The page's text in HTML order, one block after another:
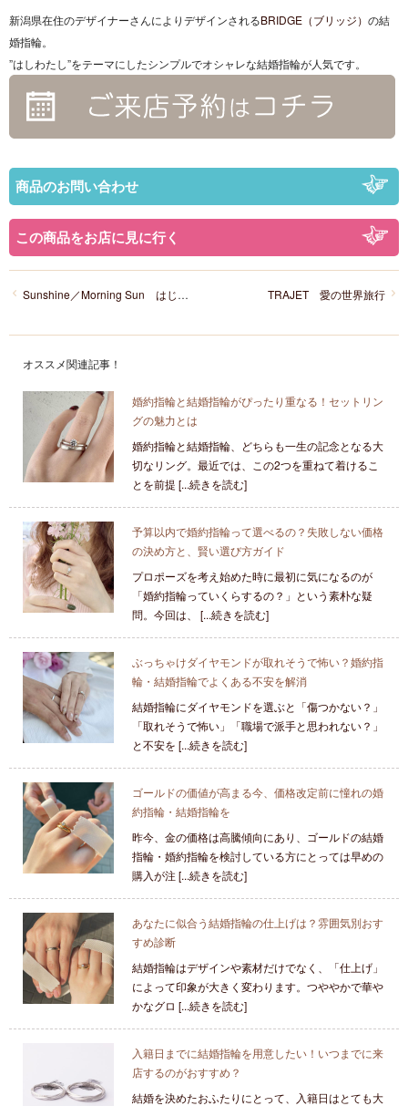
新潟県在住のデザイナーさんによりデザインされるBRIDGE（ブリッジ） の結
婚指輪。
”はしわたし”をテーマにしたシンプルでオシャレな結婚指輪が人気です。
商品のお問い合わせ
この商品をお店に見に行く
TRAJET 愛の世界旅行
Sunshine／Morning Sun はじまりの光／まろぎ
オススメ関連記事！
婚約指輪と結婚指輪がぴったり重なる！セットリン
グの魅力とは
婚約指輪と結婚指輪、どちらも一生の記念となる大
切なリング。最近では、この2つを重ねて着けるこ
とを前提 [...続きを読む]
予算以内で婚約指輪って選べるの？失敗しない価格
の決め方と、賢い選び方ガイド
プロポーズを考え始めた時に最初に気になるのが
「婚約指輪っていくらするの？」という素朴な疑
問。今回は、 [...続きを読む]
ぶっちゃけダイヤモンドが取れそうで怖い？婚約指
輪・結婚指輪でよくある不安を解消
結婚指輪にダイヤモンドを選ぶと「傷つかない？」
「取れそうで怖い」「職場で派手と思われない？」
と不安を [...続きを読む]
ゴールドの価値が高まる今、価格改定前に憧れの婚
約指輪・結婚指輪を
昨今、金の価格は高騰傾向にあり、ゴールドの結婚
指輪・婚約指輪を検討している方にとっては早めの
購入が注 [...続きを読む]
あなたに似合う結婚指輪の仕上げは？雰囲気別おす
すめ診断
結婚指輪はデザインや素材だけでなく、「仕上げ」
によって印象が大きく変わります。つややかで華や
かなグロ [...続きを読む]
入籍日までに結婚指輪を用意したい！いつまでに来
店するのがおすすめ？
結婚を決めたおふたりにとって、入籍日はとても大